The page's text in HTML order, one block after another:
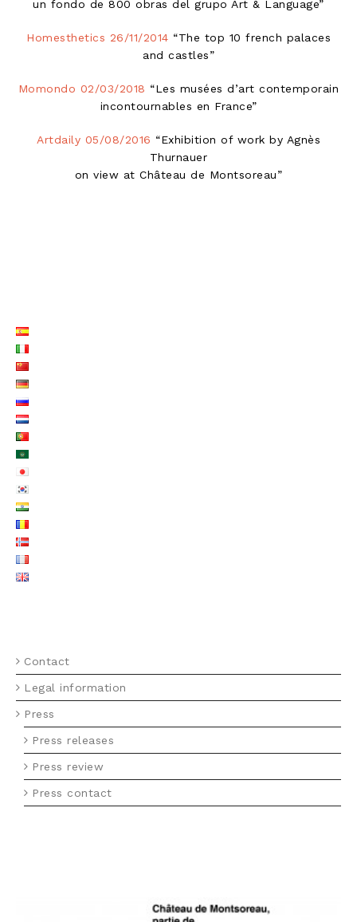
un fondo de 800 obras del grupo Art & Language”
Homesthetics 26/11/2014 “The top 10 french palaces
and castles”
Momondo 02/03/2018 “Les musées d’art contemporain
incontournables en France”
Artdaily 05/08/2016 “Exhibition of work by Agnès
Thurnauer
on view at Château de Montsoreau”
Contact
Legal information
Press
Press releases
Press review
Press contact